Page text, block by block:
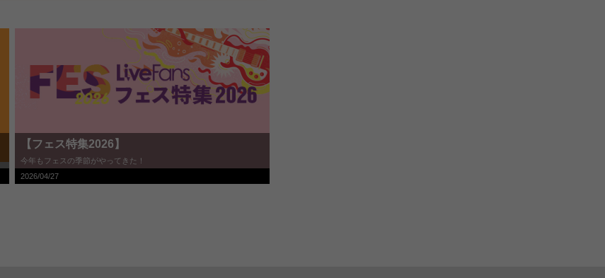
【フェス特集2026】
今年もフェスの季節がやってきた！
2026/04/27